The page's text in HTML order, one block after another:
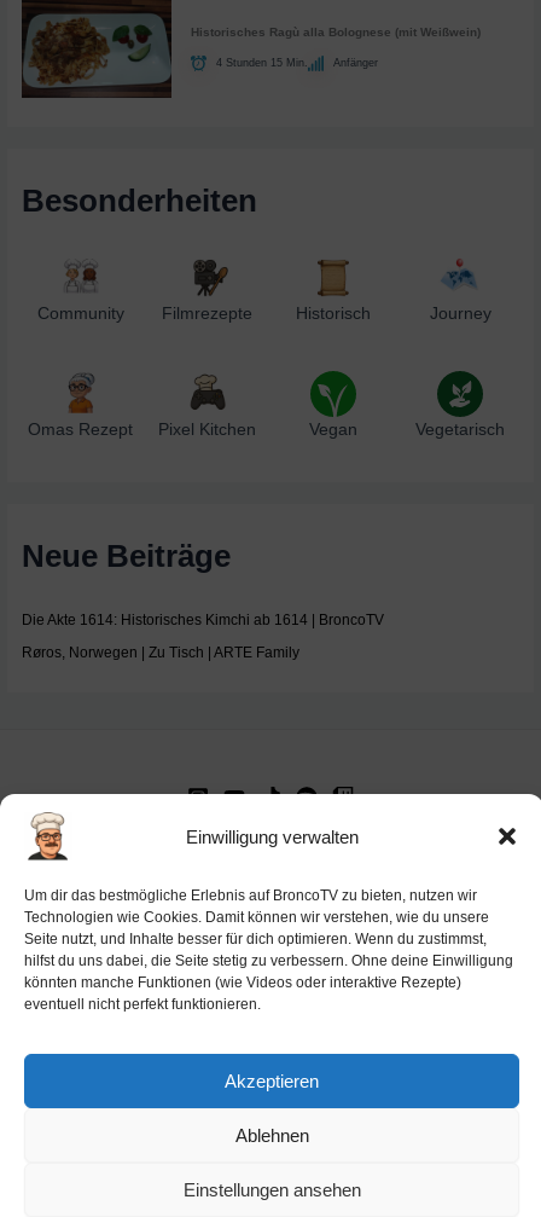
Einwilligung verwalten
Um dir das bestmögliche Erlebnis auf BroncoTV zu bieten, nutzen wir
Technologien wie Cookies. Damit können wir verstehen, wie du unsere
Seite nutzt, und Inhalte besser für dich optimieren. Wenn du zustimmst,
hilfst du uns dabei, die Seite stetig zu verbessern. Ohne deine Einwilligung
könnten manche Funktionen (wie Videos oder interaktive Rezepte)
eventuell nicht perfekt funktionieren.
Akzeptieren
Ablehnen
Einstellungen ansehen
Historisches Ragù alla Bolognese (mit Weißwein)
4 Stunden 15 Min. Anfänger
Besonderheiten
Community Filmrezepte Historisch Journey
Omas Rezept Pixel Kitchen Vegan Vegetarisch
Neue Beiträge
Die Akte 1614: Historisches Kimchi ab 1614 | BroncoTV
Røros, Norwegen | Zu Tisch | ARTE Family
Impressum
Cookie-Richtlinie (EU)
Barrierefreiheit
Ai-License
Copyright © 2026 BroncoTV.com